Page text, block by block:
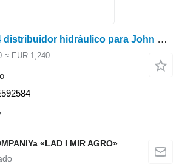
Klapan RE592584 distribuidor hidráulico para John Deere tractor
≈ EUR 1,240
«LAD I MIR AGRO»